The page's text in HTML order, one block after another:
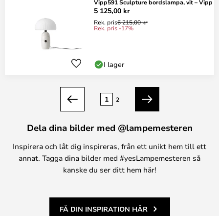
Vipp591 Sculpture bordslampa, vit – Vipp
5 125,00 kr
Rek. pris6 215,00 kr
Rek. pris -17%
I lager
Föregående
1 2
Nästa
Dela dina bilder med @lampemesteren
Inspirera och låt dig inspireras, från ett unikt hem till ett
annat. Tagga dina bilder med #yesLampemesteren så
kanske du ser ditt hem här!
FÅ DIN INSPIRATION HÄR